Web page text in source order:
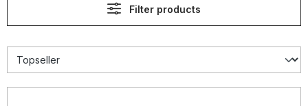
Filter products